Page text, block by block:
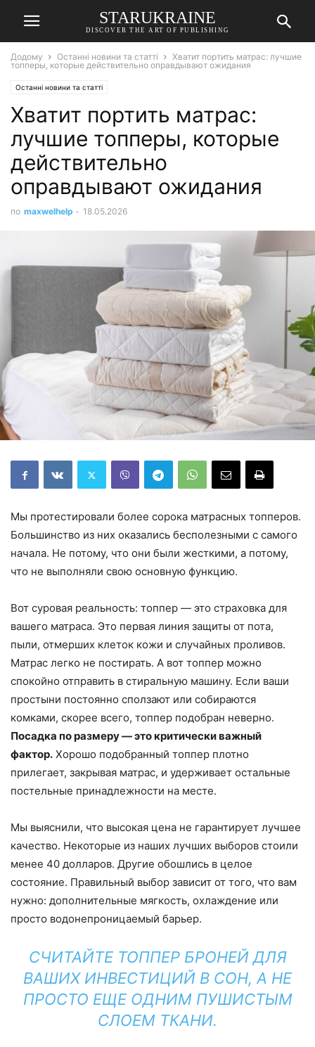
STARUKRAINE
DISCOVER THE ART OF PUBLISHING
Додому Останні новини та статті
Хватит портить матрас: лучшие
топперы, которые действительно оправдывают ожидания
Останні новини та статті
Хватит портить матрас:
лучшие топперы, которые
действительно
оправдывают ожидания
по maxwelhelp - 18.05.2026
Мы протестировали более сорока матрасных топперов.
Большинство из них оказались бесполезными с самого
начала. Не потому, что они были жесткими, а потому,
что не выполняли свою основную функцию.
Вот суровая реальность: топпер — это страховка для
вашего матраса. Это первая линия защиты от пота,
пыли, отмерших клеток кожи и случайных проливов.
Матрас легко не постирать. А вот топпер можно
спокойно отправить в стиральную машину. Если ваши
простыни постоянно сползают или собираются
комками, скорее всего, топпер подобран неверно.
Посадка по размеру — это критически важный
фактор. Хорошо подобранный топпер плотно
прилегает, закрывая матрас, и удерживает остальные
постельные принадлежности на месте.
Мы выяснили, что высокая цена не гарантирует лучшее
качество. Некоторые из наших лучших выборов стоили
менее 40 долларов. Другие обошлись в целое
состояние. Правильный выбор зависит от того, что вам
нужно: дополнительные мягкость, охлаждение или
просто водонепроницаемый барьер.
СЧИТАЙТЕ ТОППЕР БРОНЕЙ ДЛЯ
ВАШИХ ИНВЕСТИЦИЙ В СОН, А НЕ
ПРОСТО ЕЩЕ ОДНИМ ПУШИСТЫМ
СЛОЕМ ТКАНИ.